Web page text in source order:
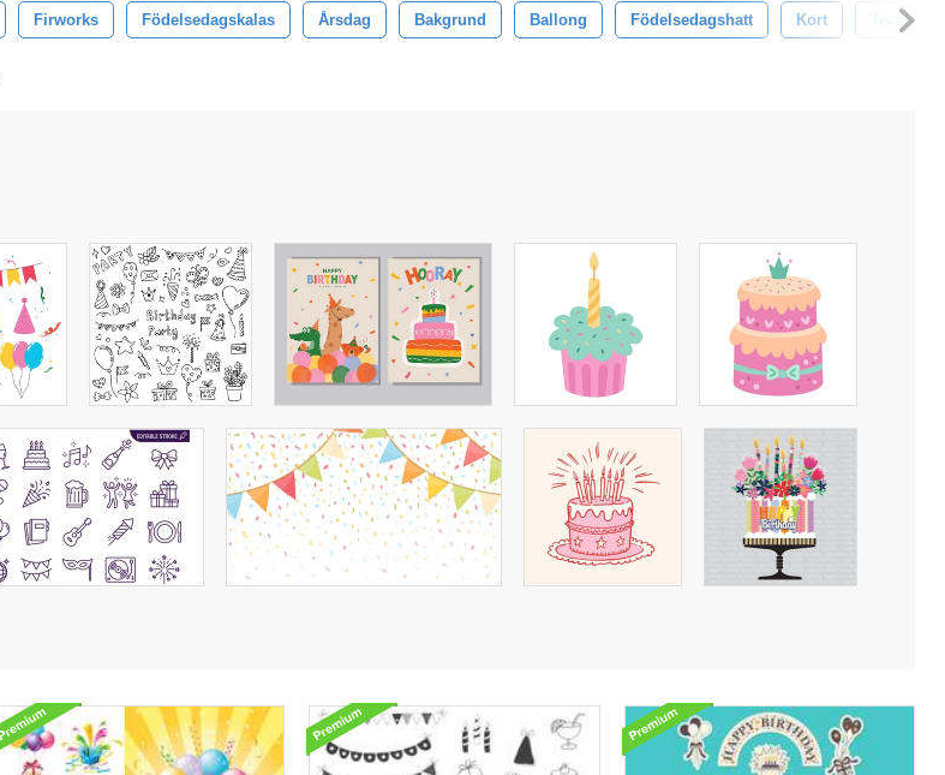
Firworks Födelsedagskalas Årsdag Bakgrund Ballong Födelsedagshatt Kort Tecknad